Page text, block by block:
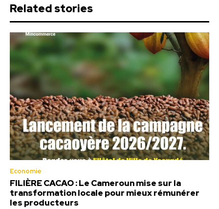
Related stories
Economie
FILIÈRE CACAO : Le Cameroun mise sur la
transformation locale pour mieux rémunérer
les producteurs